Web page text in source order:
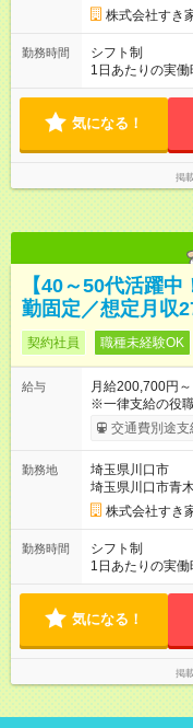
株式会社すき
勤務時間
シフト制
1日あたりの実
間） ※上記はあ
のシフトを組ん
気になる！
掲
【40～50代活躍
勤固定／想定月収
契約社員 職種未経験OK
給与
月給200,700円～
※一律支給の役
給。 ※深夜勤務
月収27万円以
交通費別途支
勤務地
埼玉県川口市
埼玉県川口市青
株式会社すき
勤務時間
シフト制
1日あたりの実
間） ※上記はあ
のシフトを組ん
気になる！
掲